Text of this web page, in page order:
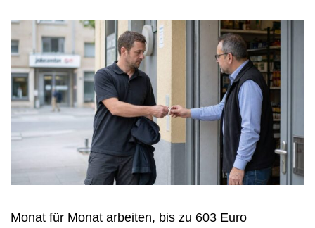
Monat für Monat arbeiten, bis zu 603 Euro